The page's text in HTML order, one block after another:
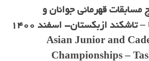
مسابقات قهرمانی جوانان و
نوجوانان آسیا – تاشکند ازبکستان- اسفند 1400
– Asian Junior and
Championships –